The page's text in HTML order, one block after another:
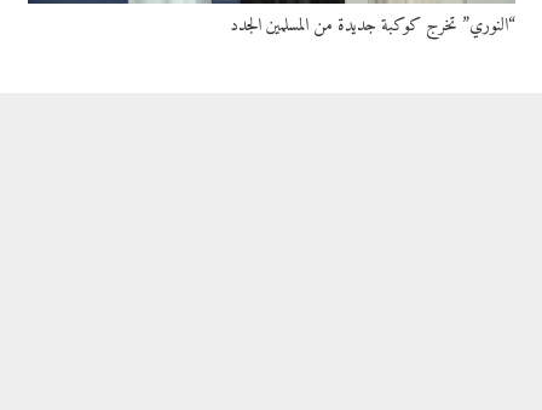
“النوري” تخرج كوكبة جديدة من المسلمين الجدد